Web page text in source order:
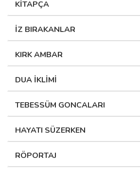
KİTAPÇA
İZ BIRAKANLAR
KIRK AMBAR
DUA İKLİMİ
TEBESSÜM GONCALARI
HAYATI SÜZERKEN
RÖPORTAJ